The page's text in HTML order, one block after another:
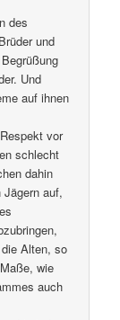
des
und
Und
auf ihnen
vor
schlecht
dahin
auf,
Alten, so
wie
auch